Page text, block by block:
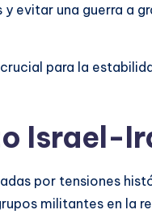
y evitar una guerra a
para la
Israel-
por tensiones
militantes en la